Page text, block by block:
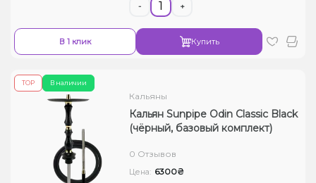
- +
В 1 клик Купить
В наличии
ТОР
Кальяны
Кальян Sunpipe Odin Classic Black
(чёрный, базовый комплект)
0 Отзывов
Цена: 6300₴